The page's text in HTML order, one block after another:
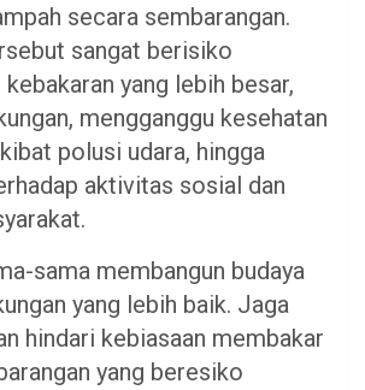
secara sembarangan.
sangat berisiko
yang lebih besar,
mengganggu kesehatan
polusi udara, hingga
aktivitas sosial dan
sama membangun budaya
yang lebih baik. Jaga
hindari kebiasaan membakar
yang beresiko